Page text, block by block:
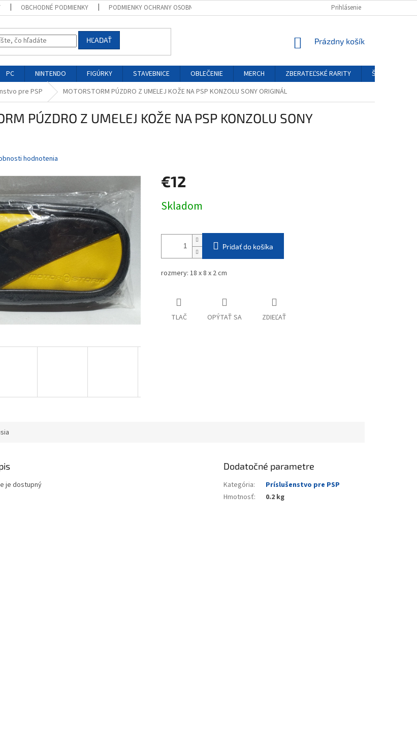
OBCHODNÉ PODMIENKY PODMIENKY OCHRANY OSOBNÝCH ÚDAJOV FORMULÁR ODSTÚPENIA
Prihlásenie
HĽADAŤ
NÁKUPNÝ
Prázdny košík
PC NINTENDO FIGÚRKY STAVEBNICE OBLEČENIE MERCH ZBERATEĽSKÉ RARITY
ŠPECIÁLNE
pre PSP MOTORSTORM PÚZDRO Z UMELEJ KOŽE NA PSP KONZOLU SONY ORIGINÁL
PÚZDRO Z UMELEJ KOŽE NA PSP KONZOLU SONY
hodnotenia
€12
cena:
Skladom
Pridať do košíka
rozmery: 18 x 8 x 2 cm
TLAČ OPÝTAŤ SA ZDIEĽAŤ
je dostupný
Dodatočné parametre
Kategória:
Príslušenstvo pre PSP
Hmotnosť: 0.2 kg